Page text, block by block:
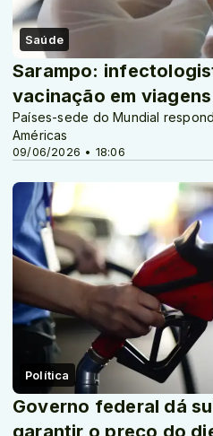
Saúde
09/06/2026 • 18:06
Sarampo:
vacinação em
Países-sede do Mundial
Américas
Política
Governo federal dá